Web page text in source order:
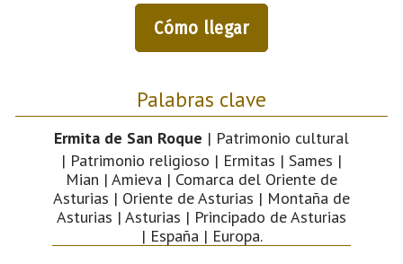
Cómo llegar
Palabras clave
Ermita de San Roque | Patrimonio cultural
| Patrimonio religioso | Ermitas | Sames |
Mian | Amieva | Comarca del Oriente de
Asturias | Oriente de Asturias | Montaña de
Asturias | Asturias | Principado de Asturias
| España | Europa.